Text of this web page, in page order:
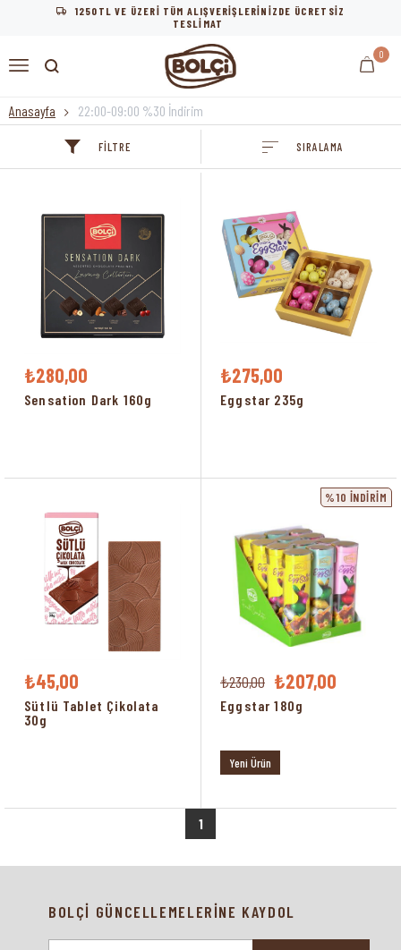
1250TL VE ÜZERİ TÜM ALIŞVERİŞLERİNİZDE ÜCRETSİZ
TESLİMAT
0
Anasayfa 22:00-09:00 %30 İndirim
FILTRE SIRALAMA
₺280,00
Sensation Dark 160g
₺275,00
Eggstar 235g
₺45,00
Sütlü Tablet Çikolata
30g
₺207,00
₺230,00
Eggstar 180g
%10 İNDIRIM
Yeni Ürün
1
BOLÇİ GÜNCELLEMELERİNE KAYDOL